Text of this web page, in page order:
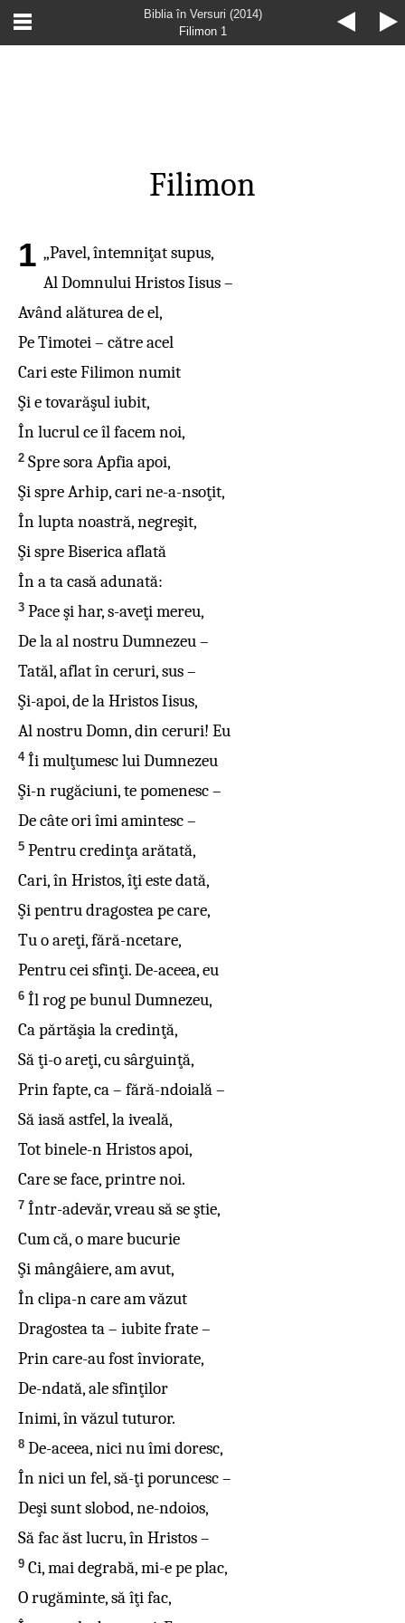
Biblia în Versuri (2014)
Filimon 1
Filimon
1 „Pavel, întemniţat supus,
Al Domnului Hristos Iisus –
Având alăturea de el,
Pe Timotei – către acel
Cari este Filimon numit
Şi e tovarăşul iubit,
În lucrul ce îl facem noi,
2 Spre sora Apfia apoi,
Şi spre Arhip, cari ne-a-nsoţit,
În lupta noastră, negreşit,
Şi spre Biserica aflată
În a ta casă adunată:
3 Pace şi har, s-aveţi mereu,
De la al nostru Dumnezeu –
Tatăl, aflat în ceruri, sus –
Şi-apoi, de la Hristos Iisus,
Al nostru Domn, din ceruri! Eu
4 Îi mulţumesc lui Dumnezeu
Şi-n rugăciuni, te pomenesc –
De câte ori îmi amintesc –
5 Pentru credinţa arătată,
Cari, în Hristos, îţi este dată,
Şi pentru dragostea pe care,
Tu o areţi, fără-ncetare,
Pentru cei sfinţi. De-aceea, eu
6 Îl rog pe bunul Dumnezeu,
Ca părtăşia la credinţă,
Să ţi-o areţi, cu sârguinţă,
Prin fapte, ca – fără-ndoială –
Să iasă astfel, la iveală,
Tot binele-n Hristos apoi,
Care se face, printre noi.
7 Într-adevăr, vreau să se ştie,
Cum că, o mare bucurie
Şi mângâiere, am avut,
În clipa-n care am văzut
Dragostea ta – iubite frate –
Prin care-au fost înviorate,
De-ndată, ale sfinţilor
Inimi, în văzul tuturor.
8 De-aceea, nici nu îmi doresc,
În nici un fel, să-ţi poruncesc –
Deşi sunt slobod, ne-ndoios,
Să fac ăst lucru, în Hristos –
9 Ci, mai degrabă, mi-e pe plac,
O rugăminte, să îţi fac,